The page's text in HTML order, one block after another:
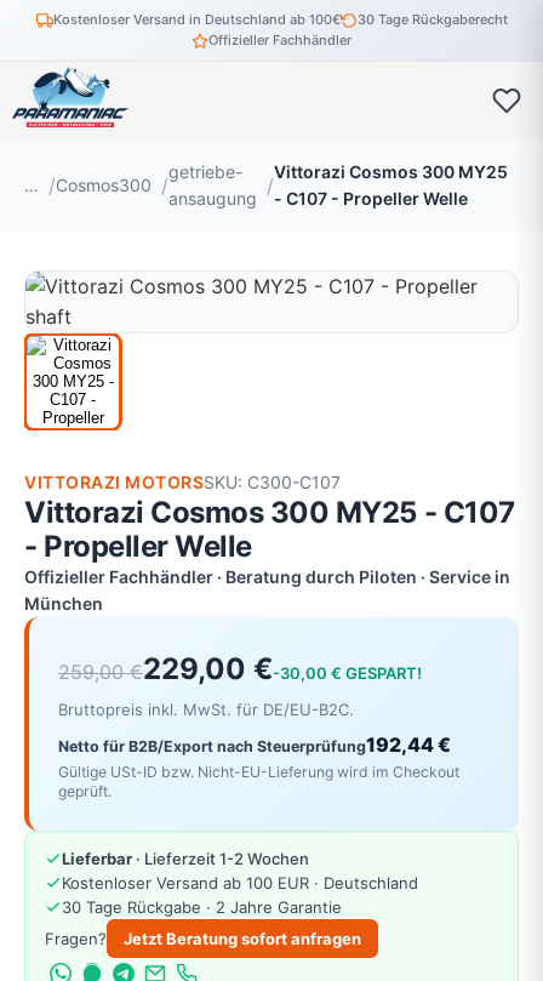
Kostenloser Versand in Deutschland ab 100€
30 Tage Rückgaberecht
Offizieller Fachhändler
… Cosmos300
getriebe-
ansaugung
Vittorazi Cosmos 300 MY25
- C107 - Propeller Welle
VITTORAZI MOTORSSKU: C300-C107
Vittorazi Cosmos 300 MY25 - C107
- Propeller Welle
Offizieller Fachhändler · Beratung durch Piloten · Service in
München
259,00 €229,00 €-30,00 € GESPART!
Bruttopreis inkl. MwSt. für DE/EU-B2C.
Netto für B2B/Export nach Steuerprüfung192,44 €
Gültige USt-ID bzw. Nicht-EU-Lieferung wird im Checkout
geprüft.
Lieferbar · Lieferzeit 1-2 Wochen
Kostenloser Versand ab 100 EUR · Deutschland
30 Tage Rückgabe · 2 Jahre Garantie
Fragen?
Jetzt Beratung sofort anfragen